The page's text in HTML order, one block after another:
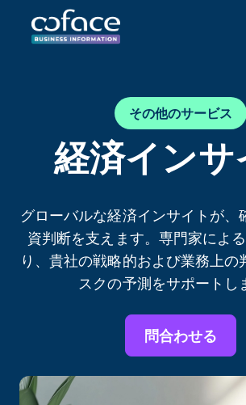
その他のサービス
経済インサ
グローバルな経済インサイトが、
資判断を支えます。専門家によ
り、貴社の戦略的および業務上の
スクの予測をサポートし
問合わせる